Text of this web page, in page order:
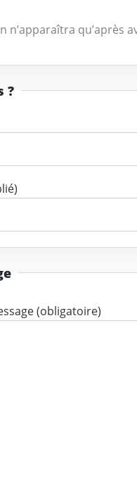
n’apparaîtra qu’après
?
Texte de votre message (obligatoire)